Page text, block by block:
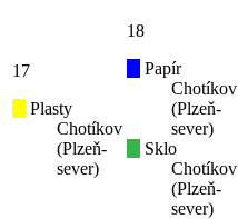
17
Plasty
Chotíkov
(Plzeň-
sever)
18
Papír
Chotíkov
(Plzeň-
sever)
Sklo
Chotíkov
(Plzeň-
sever)